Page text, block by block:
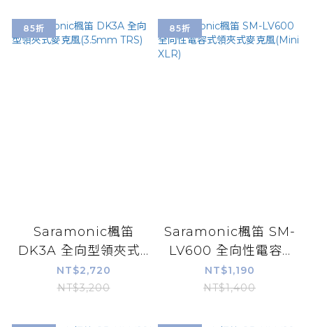
85折
Saramonic楓笛
DK3A 全向型領夾式...
NT$2,720
NT$3,200
85折
Saramonic楓笛 SM-
LV600 全向性電容...
NT$1,190
NT$1,400